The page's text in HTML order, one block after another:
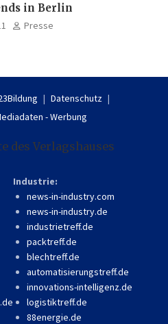
in Berlin
Presse
Datenschutz
- Werbung
des Verlagshauses
Industrie:
news-in-industry.com
news-in-industry.de
industrietreff.de
packtreff.de
blechtreff.de
automatisierungstreff.de
innovations-intelligenz.de
logistiktreff.de
88energie.de